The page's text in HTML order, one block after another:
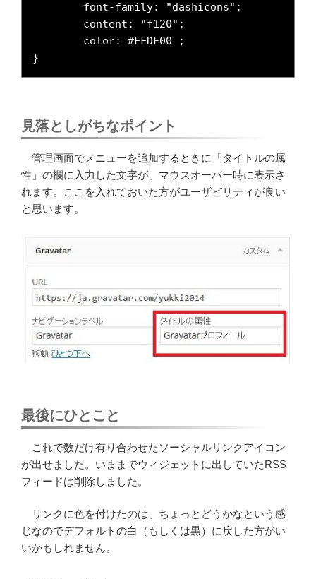
        color: #FFDF00 ;
}
見落としがちなポイント
管理画面でメニューを追加するときに「タイトルの属
性」の欄に入力した文字が、マウスオーバー時に表示さ
れます。ここを入れておいた方がユーザビリティが良い
と思います。
最後にひとこと
これで数だけ有り合わせたソーシャルリンクアイコン
が出せました。いままでウィジェットに出していたRSS
フィードは削除しました。
リンクに色を付けたのは、ちょっとどうかなという感
じなのでデフォルトの白（もしくは黒）に戻した方がい
いかもしれません。